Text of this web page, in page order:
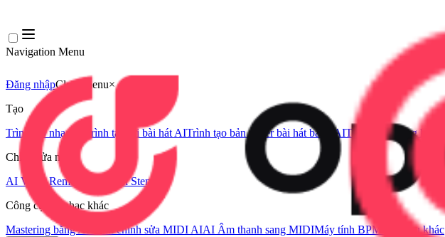
Navigation Menu
Đăng nhậpClose menu×
Tạo
Trình tạo nhạc AI
Trình tạo lời bài hát AITrình tạo bản cover bài hát bằng AITrình tạo Giọng hát AI
Chỉnh sửa nhạc
AI Vocal Remover
AI Tách Stem
Công cụ âm nhạc khác
Mastering bằng AI
Trình chỉnh sửa MIDI AIAI Âm thanh sang MIDIMáy tính BPM Công cụ khác